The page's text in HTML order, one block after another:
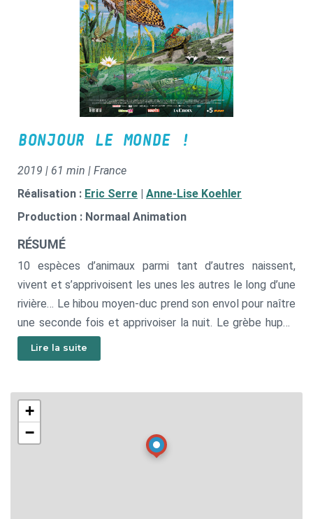
BONJOUR LE MONDE !
2019 | 61 min | France
Réalisation : Eric Serre | Anne-Lise Koehler
Production : Normaal Animation
RÉSUMÉ
10 espèces d’animaux parmi tant d’autres naissent,
vivent et s’apprivoisent les unes les autres le long d’une
rivière… Le hibou moyen-duc prend son envol pour naître
une seconde fois et apprivoiser la nuit. Le grèbe huppé
sillonne son territoire de pêche, devenant invisible et
fait la danse des algues. Le martin-pêcheur dans son
cistude qui se laisse guider par l’eau et défie le temps.
La noctule de Leisler qui voit avec les oreilles la
symphonie du soir. Le castor d’Europe, ce bâtisseur des
berges qui ne peut résister à l’odeur des arbres. La
Lire la suite
+
−